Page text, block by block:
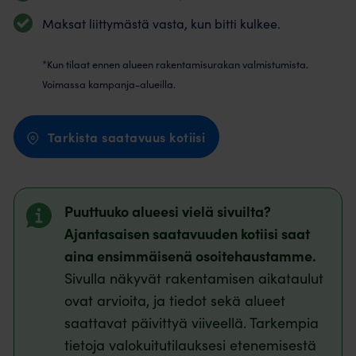
Maksat liittymästä vasta, kun bitti kulkee.
*Kun tilaat ennen alueen rakentamisurakan valmistumista.
Voimassa kampanja-alueilla.
Tarkista saatavuus kotiisi
Puuttuuko alueesi vielä sivuilta?
Ajantasaisen saatavuuden kotiisi saat
aina ensimmäisenä osoitehaustamme.
Sivulla näkyvät rakentamisen aikataulut
ovat arvioita, ja tiedot sekä alueet
saattavat päivittyä viiveellä. Tarkempia
tietoja valokuitutilauksesi etenemisestä